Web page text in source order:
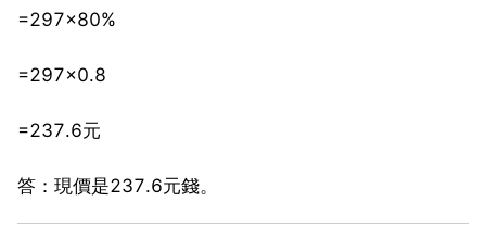
=297×80%
=297×0.8
=237.6元
答：現價是237.6元錢。